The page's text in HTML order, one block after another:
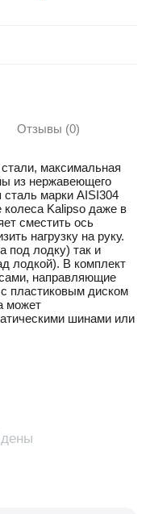
Отзывы (0)
максимальная
из нержавеющего
марки AISI304
колеса Kalipso даже в
сместить ось
нагрузку на руку.
под лодку) так и
лодкой). В комплект
направляющие
пластиковым диском
может
шинами или